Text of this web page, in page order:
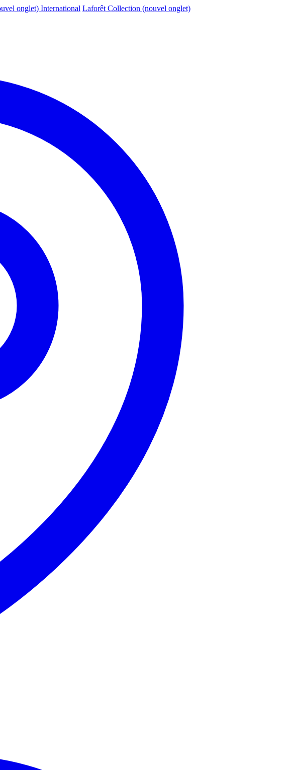
onglet) International Laforêt Collection (nouvel onglet)